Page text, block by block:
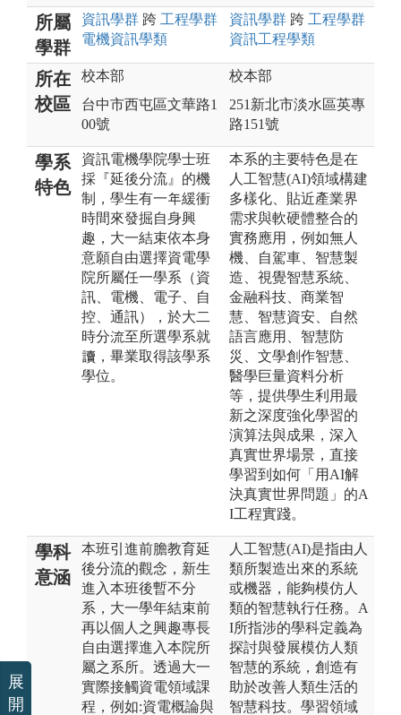
所屬
學群
資訊學群 跨 工程學群
電機資訊學類
資訊學群 跨 工程學群
資訊工程學類
所在
校區
校本部
台中市西屯區文華路1
00號
校本部
251新北市淡水區英專
路151號
學系
特色
資訊電機學院學士班
採『延後分流』的機
制，學生有一年緩衝
時間來發掘自身興
趣，大一結束依本身
意願自由選擇資電學
院所屬任一學系（資
訊、電機、電子、自
控、通訊），於大二
時分流至所選學系就
讀，畢業取得該學系
學位。
本系的主要特色是在
人工智慧(AI)領域構建
多樣化、貼近產業界
需求與軟硬體整合的
實務應用，例如無人
機、自駕車、智慧製
造、視覺智慧系統、
金融科技、商業智
慧、智慧資安、自然
語言應用、智慧防
災、文學創作智慧、
醫學巨量資料分析
等，提供學生利用最
新之深度強化學習的
演算法與成果，深入
真實世界場景，直接
學習到如何「用AI解
決真實世界問題」的A
I工程實踐。
學科
意涵
本班引進前膽教育延
後分流的觀念，新生
進入本班後暫不分
系，大一學年結束前
再以個人之興趣專長
自由選擇進入本院所
屬之系所。透過大一
實際接觸資電領域課
程，例如:資電概論與
人工智慧(AI)是指由人
類所製造出來的系統
或機器，能夠模仿人
類的智慧執行任務。A
I所指涉的學科定義為
探討與發展模仿人類
智慧的系統，創造有
助於改善人類生活的
智慧科技。學習領域
展
開